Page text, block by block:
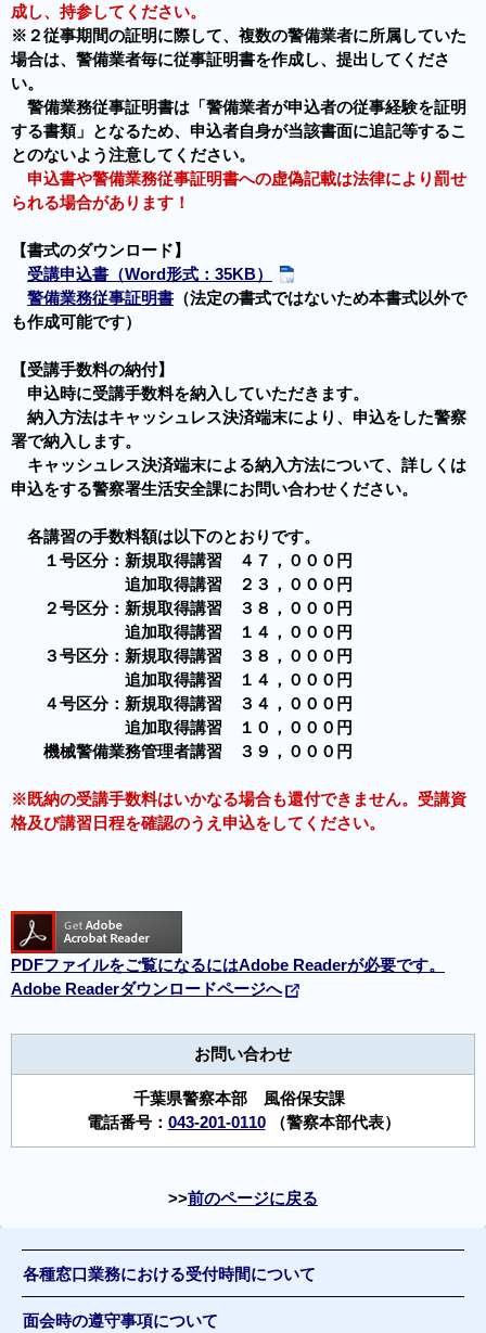
成し、持参してください。
※２従事期間の証明に際して、複数の警備業者に所属していた
場合は、警備業者毎に従事証明書を作成し、提出してくださ
い。
警備業務従事証明書は 「警備業者が申込者の従事経験を証明
する書類」
となるため、申込者自身が当該書面に追記等するこ
とのないよう注意してください。
申込書や警備業務従事証明書への虚偽記載は法律により罰せ
られる場合があります！
【書式のダウンロード】
受講申込書（Word形式：35KB）
警備業務従事証明書 （法定の書式ではないため本書式以外で
も作成可能です）
【受講手数料の納付】
申込時に受講手数料を納入していただきます。
納入方法はキャッシュレス決済端末により、申込をした警察
署で納入します。
キャッシュレス決済端末による納入方法について、詳しくは
申込をする警察署生活安全課にお問い合わせください。
各講習の手数料額は以下のとおりです。
１号区分：新規取得講習 ４７，０００円
追加取得講習 ２３，０００円
２号区分：新規取得講習 ３８，０００円
追加取得講習 １４，０００円
３号区分：新規取得講習 ３８，０００円
追加取得講習 １４，０００円
４号区分：新規取得講習 ３４，０００円
追加取得講習 １０，０００円
機械警備業務管理者講習 ３９，０００円
※既納の受講手数料はいかなる場合も還付できません。受講資
格及び講習日程を確認のうえ申込をしてください。
PDFファイルをご覧になるにはAdobe Readerが必要です。
Adobe Readerダウンロードページへ
お問い合わせ
千葉県警察本部 風俗保安課
電話番号： 043-201-0110（警察本部代表）
前のページに戻る
各種窓口業務における受付時間について
面会時の遵守事項について